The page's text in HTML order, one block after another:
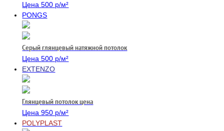
Цена 500 р/м²
PONGS
Серый глянцевый натяжной потолок
Цена 500 р/м²
EXTENZO
Глянцевый потолок цена
Цена 950 р/м²
POLYPLAST